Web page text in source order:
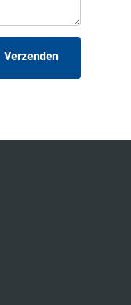
Verzenden